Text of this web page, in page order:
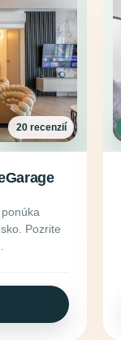
20 recenzií
Pozrite